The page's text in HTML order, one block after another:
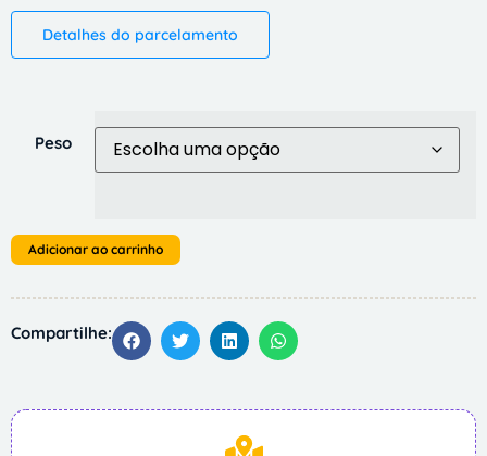
Detalhes do parcelamento
Peso
Adicionar ao carrinho
Compartilhe: